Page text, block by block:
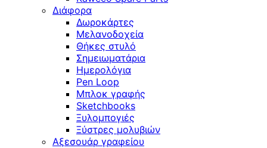
Διάφορα
Δωροκάρτες
Μελανοδοχεία
Θήκες στυλό
Σημειωματάρια
Ημερολόγια
Pen Loop
Μπλοκ γραφής
Sketchbooks
Ξυλομπογιές
Ξύστρες μολυβιών
Αξεσουάρ γραφείου